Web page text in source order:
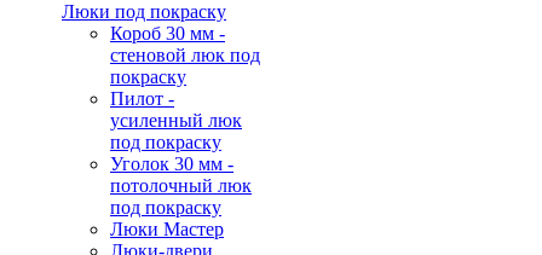
Люки под покраску
Короб 30 мм -
стеновой люк под
покраску
Пилот -
усиленный люк
под покраску
Уголок 30 мм -
потолочный люк
под покраску
Люки Мастер
Люки-двери